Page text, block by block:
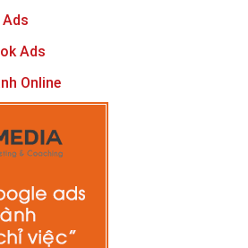
Ads
Online